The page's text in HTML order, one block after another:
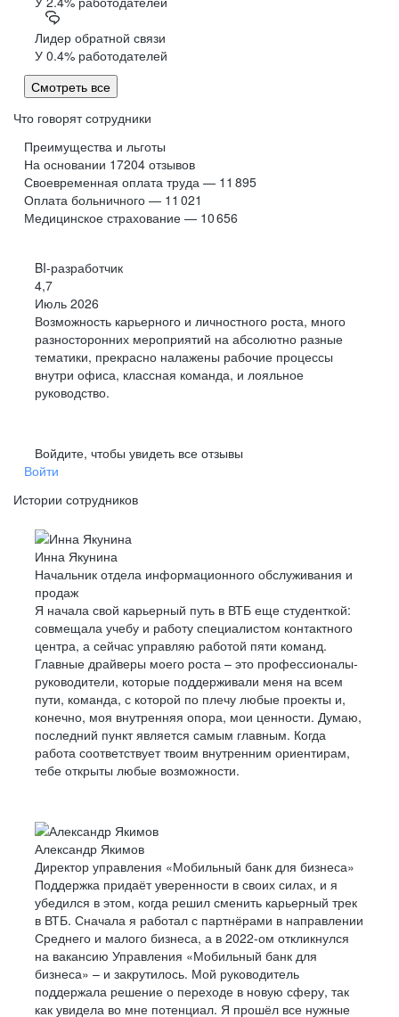
Лидер обратной связи
У 0.4% работодателей
Смотреть все
Что говорят сотрудники
Преимущества и льготы
На основании 17204 отзывов
Своевременная оплата труда — 11 895
Оплата больничного — 11 021
Медицинское страхование — 10 656
BI-разработчик
4,7
Июль 2026
Возможность карьерного и личностного роста, много
разносторонних мероприятий на абсолютно разные
тематики, прекрасно налажены рабочие процессы
внутри офиса, классная команда, и лояльное
руководство.
Войдите, чтобы увидеть все отзывы
Войти
Истории сотрудников
Инна Якунина
Начальник отдела информационного обслуживания и
продаж
Я начала свой карьерный путь в ВТБ еще студенткой:
совмещала учебу и работу специалистом контактного
центра, а сейчас управляю работой пяти команд.
Главные драйверы моего роста – это профессионалы-
руководители, которые поддерживали меня на всем
пути, команда, с которой по плечу любые проекты и,
конечно, моя внутренняя опора, мои ценности. Думаю,
последний пункт является самым главным. Когда
работа соответствует твоим внутренним ориентирам,
тебе открыты любые возможности.
Александр Якимов
Директор управления «Мобильный банк для бизнеса»
Поддержка придаёт уверенности в своих силах, и я
убедился в этом, когда решил сменить карьерный трек
в ВТБ. Сначала я работал с партнёрами в направлении
Среднего и малого бизнеса, а в 2022-ом откликнулся
на вакансию Управления «Мобильный банк для
бизнеса» – и закрутилось. Мой руководитель
поддержала решение о переходе в новую сферу, так
как увидела во мне потенциал. Я прошёл все нужные